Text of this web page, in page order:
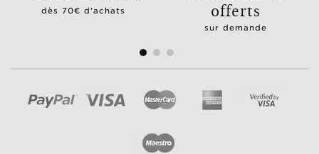
dès 70€ d'achats offerts
sur demande